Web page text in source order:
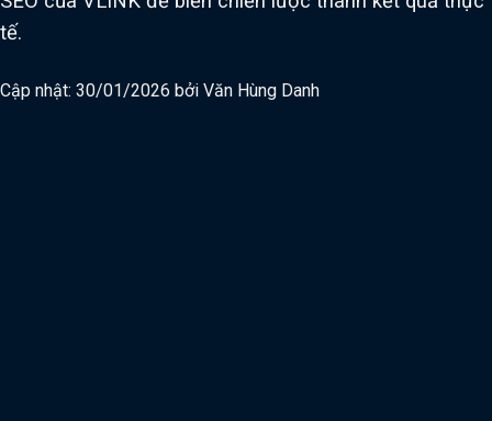
tế.
Cập nhật: 30/01/2026 bởi Văn Hùng Danh